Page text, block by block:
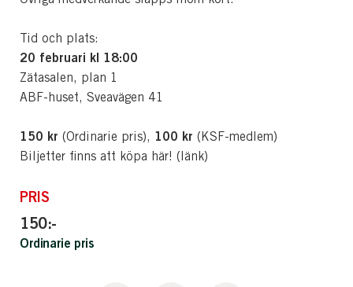
Tid och plats:
20 februari kl 18:00
Zätasalen, plan 1
ABF-huset, Sveavägen 41
150 kr (Ordinarie pris), 100 kr (KSF-medlem)
Biljetter finns att köpa här! (länk)
PRIS
150:-
Ordinarie pris